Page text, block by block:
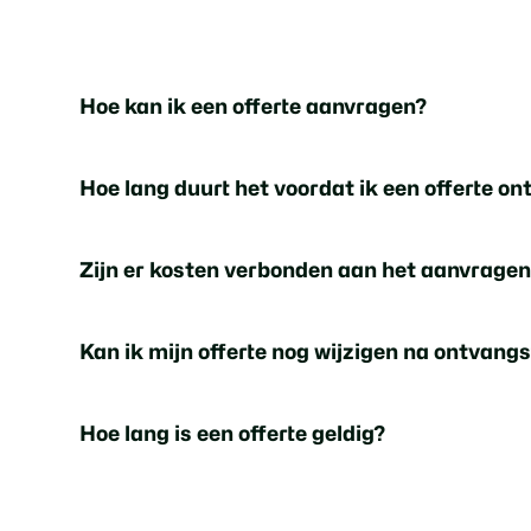
Hoe kan ik een offerte aanvragen?
specifieke wensen. Ons team zal zo snel
Hoe lang duurt het voordat ik een offerte
sommige gevallen kan het iets langer duren,
Zijn er kosten verbonden aan het
offerte te accepteren.
Kan ik mijn offerte nog wijzigen na
contact op met ons team om de details te
Hoe lang is een offerte geldig?